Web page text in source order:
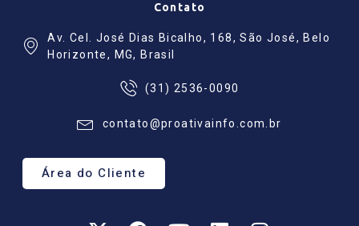
Contato
Av. Cel. José Dias Bicalho, 168, São José, Belo
Horizonte, MG, Brasil
(31) 2536-0090
contato@proativainfo.com.br
Área do Cliente